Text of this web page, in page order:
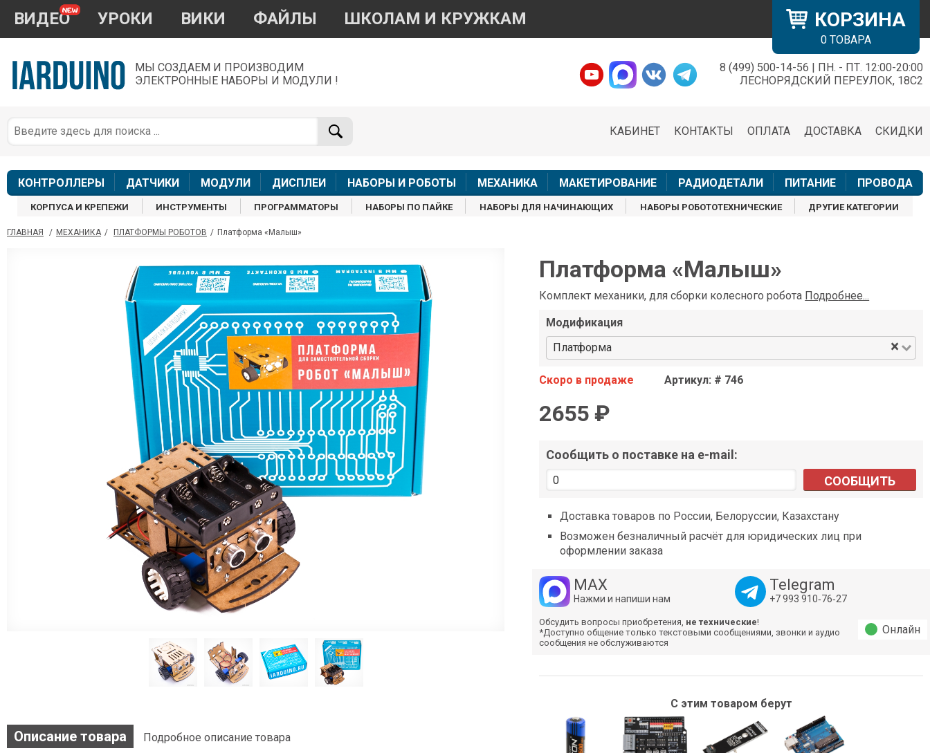
КОРЗИНА
0 ТОВАРА
ВИДЕО УРОКИ ВИКИ ФАЙЛЫ ШКОЛАМ И КРУЖКАМ
МЫ СОЗДАЕМ И ПРОИЗВОДИМ
ЭЛЕКТРОННЫЕ НАБОРЫ И МОДУЛИ !
8 (499) 500-14-56 | ПН. - ПТ. 12:00-20:00
ЛЕСНОРЯДСКИЙ ПЕРЕУЛОК, 18С2
СКИДКИ
ДОСТАВКА
ОПЛАТА
КОНТАКТЫ
КАБИНЕТ
КОНТРОЛЛЕРЫ ДАТЧИКИ МОДУЛИ ДИСПЛЕИ НАБОРЫ И РОБОТЫ МЕХАНИКА МАКЕТИРОВАНИЕ РАДИОДЕТАЛИ ПИТАНИЕ ПРОВОДА
КОРПУСА И КРЕПЕЖИ ИНСТРУМЕНТЫ ПРОГРАММАТОРЫ НАБОРЫ ПО ПАЙКЕ НАБОРЫ ДЛЯ НАЧИНАЮЩИХ НАБОРЫ РОБОТОТЕХНИЧЕСКИЕ ДРУГИЕ КАТЕГОРИИ
ГЛАВНАЯ / МЕХАНИКА / ПЛАТФОРМЫ РОБОТОВ / Платформа «Малыш»
Платформа «Малыш»
Комплект механики, для сборки колесного робота Подробнее...
Модификация
Платформа
×
Скоро в продаже Артикул: # 746
2655 ₽
Сообщить о поставке на e-mail:
СООБЩИТЬ
Доставка товаров по России, Белоруссии, Казахстану
Возможен безналичный расчёт для юридических лиц при
оформлении заказа
MAX
Нажми и напиши нам
Telegram
+7 993 910‑76‑27
Обсудить вопросы приобретения, не технические!
*Доступно общение только текстовыми сообщениями, звонки и аудио
сообщения не обслуживаются
Онлайн
С этим товаром берут
Описание товара Подробное описание товара
×
По вопросам приобретения товара
+7 968 454 17 38
звонки и аудио сообщения не обслуживаются
Менеджер
shop@iarduino.ru
Менеджер
8 (499) 500-14-56
По техническим вопросам
Консультант
shop@iarduino.ru